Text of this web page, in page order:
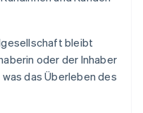
bleibt
oder der Inhaber
das Überleben des